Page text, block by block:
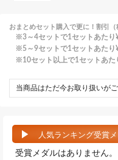
おまとめセット購入で更に！割引（
3～4セットで1セットあたり
5～9セットで1セットあたり
10セット以上で1セットあた
当商品はただ今お取り扱いがご
人気ランキング受賞メ
受賞メダルはありません。